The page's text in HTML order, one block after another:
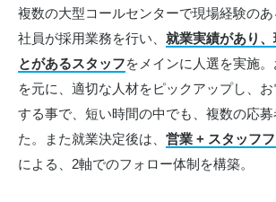
複数の大型コールセンターで現場経験の
社員が採用業務を行い、 就業実績があり
とがあるスタッフをメインに人選を実施
を元に、適切な人材をピックアップし、
する事で、短い時間の中でも、複数の応
た。また就業決定後は、 営業 + スタッフ
による、2軸でのフォロー体制を構築。